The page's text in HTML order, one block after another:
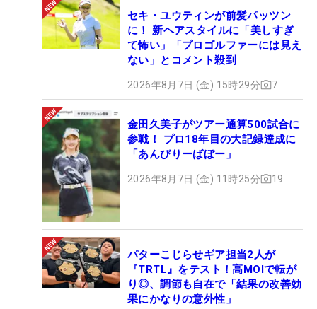
セキ・ユウティンが前髪パッツン
に！ 新ヘアスタイルに「美しすぎ
て怖い」「プロゴルファーには見え
ない」とコメント殺到
2026年8月7日 (金) 15時29分 7
金田久美子がツアー通算500試合に
参戦！ プロ18年目の大記録達成に
「あんびりーばぼー」
2026年8月7日 (金) 11時25分 19
パターこじらせギア担当2人が
『TRTL』をテスト！高MOIで転が
り◎、調節も自在で「結果の改善効
果にかなりの意外性」